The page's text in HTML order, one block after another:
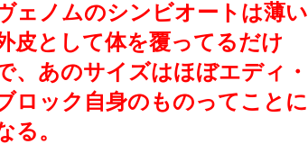
ェノムのシンビオートは薄い
皮として体を覆ってるだけ
、あのサイズはほぼエディ・
ロック自身のものってことに
る。